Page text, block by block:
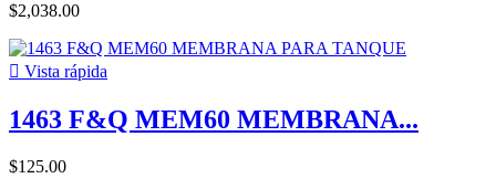
$2,038.00
 Vista rápida
1463 F&Q MEM60 MEMBRANA...
$125.00